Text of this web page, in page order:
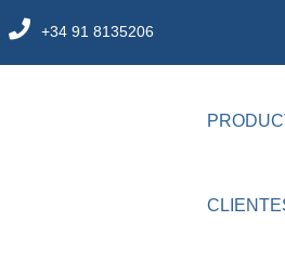
+34 91 8135206